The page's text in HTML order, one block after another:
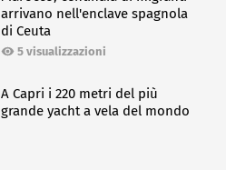
arrivano nell'enclave spagnola
di Ceuta
5 visualizzazioni
A Capri i 220 metri del più
grande yacht a vela del mondo